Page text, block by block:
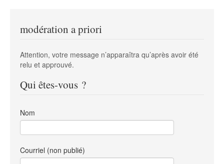
modération a priori
Attention, votre message n’apparaîtra qu’après avoir été
relu et approuvé.
Qui êtes-vous ?
Nom
Courriel (non publié)